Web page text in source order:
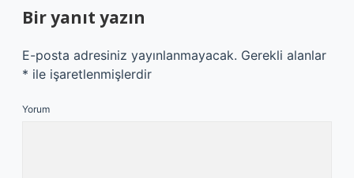
Bir yanıt yazın
E-posta adresiniz yayınlanmayacak. Gerekli alanlar
* ile işaretlenmişlerdir
Yorum